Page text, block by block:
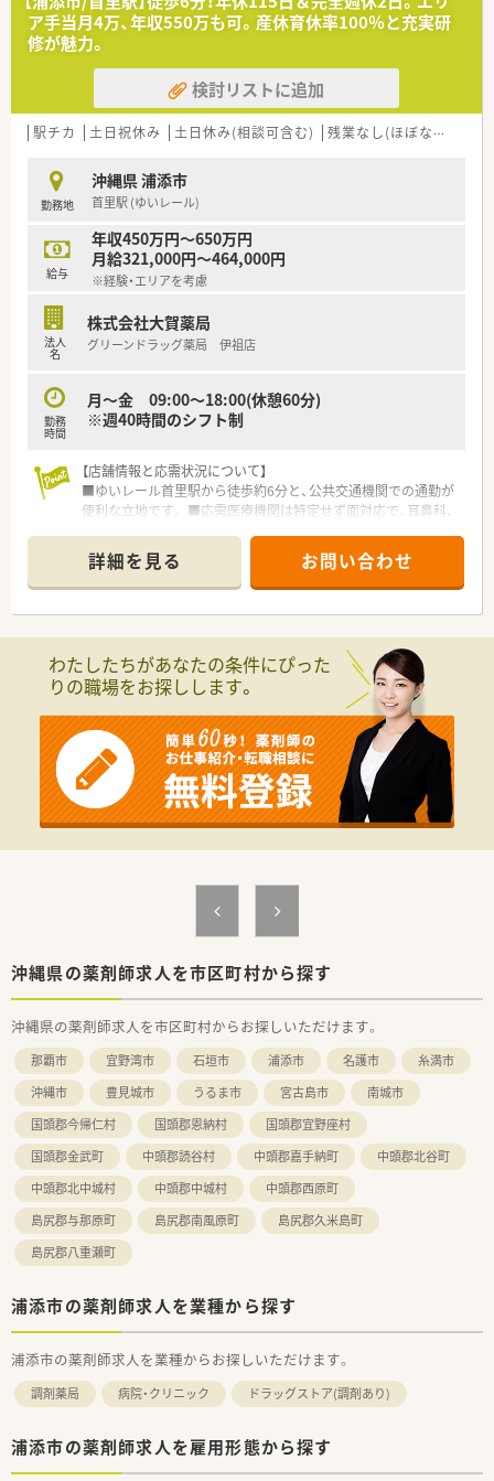
＜ワークライフバランスの推進＞
■お客様の満足度をあげるには社員の満足度を上げるしかない
と考えており、社員のワークライフバランスを真剣に考え従業員
が働きやすい環境作りに取り組んでいます。
■出産・育児休暇の取得率が高く、常時30～40名が育児に専念し
ており復帰率が非常に高いです。（2022年6月時点）
時間になりがちな医療業界で「全社員残業ゼロ（繁忙期除く）」を
目指しております。
■九州ではめずらしい完全週休2日制の薬局で年間休日115日ご
ざいます。プライベートの充実が仕事の質につながるという観
点で、「従業員満足がお客様満足につながる」という理念の根幹
であり、長年従業員から愛される秘訣です。
ハートクロス休暇(長期有給消化制度)や育休・産休取得率が高
＜充実の研修制度＞
ーション、漢方やがん専門薬剤師など、様々なキャリア構築に向
けた研修内容を取り揃えています。
グラムがあるので安心してスキルアップ出来ます。
■社員教育に関しては、基本研修から興味ある分野を学べるテー
マ別研修があり、その他年次や役職に合わせた研修が充実してい
■がん専門薬剤師は、九州がんセンターと九州大学病院と提携を
しており、症例集めなどは可能です。
■自社開発の150コンテンツある動画は自宅でも視聴可能なよ
<患者様への取り組み>
■最新機器や処方せん送信アプリ導入で、薬剤師の負担を軽減す
ると共に患者様の待機時間を短縮しております。
ア手当月4万、年収550万も可。産休育休率100％と充実研
修が魅力。
検討リストに追加
駅チカ 土日祝休み 土日休み(相談可含む) 残業なし(ほぼなし含む)
勤務地
沖縄県 浦添市
首里駅 (ゆいレール)
給与
年収450万円～650万円
月給321,000円～464,000円
※経験・エリアを考慮
法人
名
株式会社大賀薬局
グリーンドラッグ薬局 伊祖店
勤務
時間
月～金 09:00～18:00(休憩60分)
※週40時間のシフト制
【店舗情報と応需状況について】
■ゆいレール首里駅から徒歩約6分と、公共交通機関での通勤が
便利な立地です。 ■応需医療機関は特定せず面対応で、耳鼻科、
■薬剤師は3名が在籍しており、ゆとりのある人員体制で業務に
あたれます。
【募集背景と求める人物像について】
■かかりつけ薬剤師業務や服薬後のフォローアップ、トレーシン
グレポート作成などに前向きに取り組める方を歓迎します。
■30代までの方であれば調剤未経験やブランクがある方も相談
可能で、第二新卒の方も対象です。
【法人特徴について】
■福岡県を中心に116店舗の調剤薬局やドラッグストアを展開
する九州最大手の企業です。
■病院門前や医療モール型、マンツーマン型まで多様な店舗形態
があり、幅広く経験を積めます。
境作りに注力しています。
範囲で優遇されます。
■沖縄エリアの勤務者には、基本給与とは別に月額4万円の地域
■薬剤師手当（月82,000円）や住宅手当、家族手当など各種手当
が充実しています。
詳細を見る お問い合わせ
わたしたちがあなたの条件にぴった
りの職場をお探しします。
沖縄県の薬剤師求人を市区町村から探す
沖縄県の薬剤師求人を市区町村からお探しいただけます。
那覇市 宜野湾市 石垣市 浦添市 名護市
糸満市
沖縄市
豊見城市 うるま市 宮古島市
南城市
国頭郡今帰仁村
国頭郡恩納村
国頭郡宜野座村
国頭郡金武町
中頭郡読谷村 中頭郡嘉手納町
中頭郡北谷町
中頭郡北中城村
中頭郡中城村
中頭郡西原町
島尻郡与那原町
島尻郡南風原町
島尻郡久米島町
島尻郡八重瀬町
浦添市の薬剤師求人を業種から探す
浦添市の薬剤師求人を業種からお探しいただけます。
調剤薬局 病院・クリニック ドラッグストア(調剤あり)
浦添市の薬剤師求人を雇用形態から探す